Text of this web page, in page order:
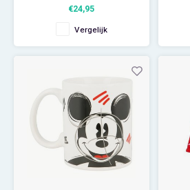
nog deren met deze leuke
Marvel kinderlaarsjes! De
Marvel Avengers kinderlaarzen
hebben een afsluitbare instap
€24,95
Vergelijk